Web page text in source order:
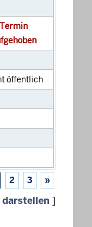
Termin
öffentlich
2 3 »
darstellen ]